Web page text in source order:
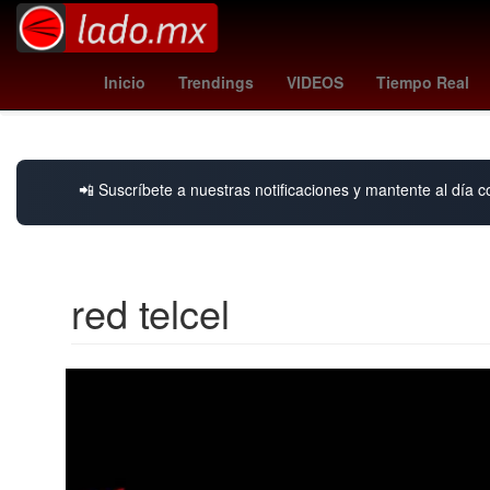
Inicio Trendings VIDEOS Tiempo Real
Sadam Husein Aeropuerto Internacional de
Día de
📲 Suscríbete a nuestras notificaciones y mantente al día
red telcel